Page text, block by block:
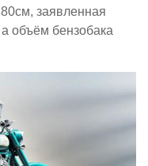
заявленная
объём бензобака